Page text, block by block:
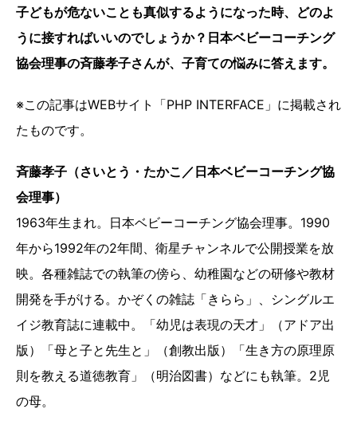
子どもが危ないことも真似するようになった時、どのよ
うに接すればいいのでしょうか？ 日本ベビーコーチング
協会理事の斉藤孝子さんが、子育ての悩みに答えます。
※この記事はWEBサイト「PHP INTERFACE」に掲載され
たものです。
斉藤孝子（さいとう・たかこ／日本ベビーコーチング協
会理事）
1963年生まれ。日本ベビーコーチング協会理事。1990
年から1992年の2年間、衛星チャンネルで公開授業を放
映。各種雑誌での執筆の傍ら、幼稚園などの研修や教材
開発を手がける。かぞくの雑誌「きらら」、シングルエ
イジ教育誌に連載中。「幼児は表現の天才」（アドア出
版）「母と子と先生と」（創教出版）「生き方の原理原
則を教える道徳教育」（明治図書）などにも執筆。2児
の母。